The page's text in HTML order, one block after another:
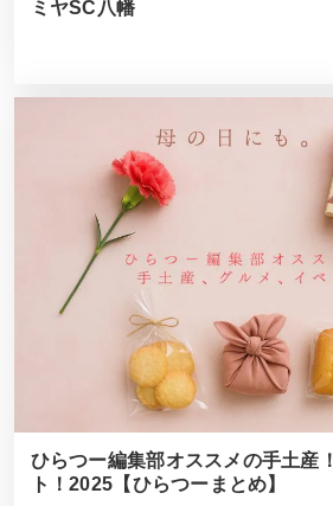
ミヤSC八幡
ひらつー編集部オススメの手土産
ト！2025【ひらつーまとめ】